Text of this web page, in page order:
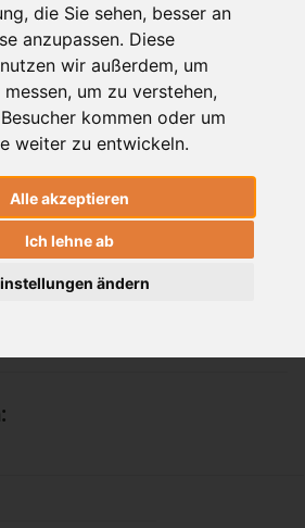
die Sie sehen, besser an
anzupassen. Diese
wir außerdem, um
um zu verstehen,
kommen oder um
weiter zu entwickeln.
Alle akzeptieren
Ich lehne ab
ändern
Login